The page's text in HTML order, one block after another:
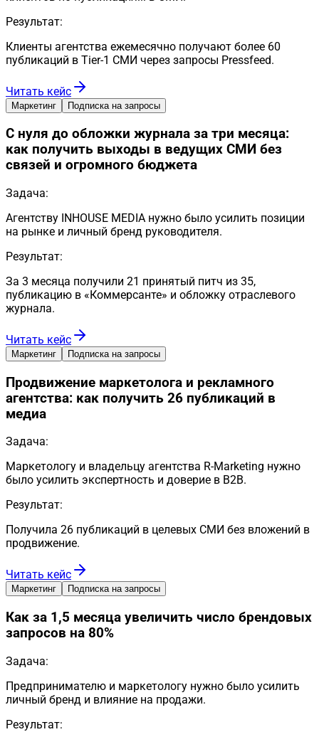
Результат:
Клиенты агентства ежемесячно получают более 60
публикаций в Tier-1 СМИ через запросы Pressfeed.
Читать кейс
Маркетинг Подписка на запросы
С нуля до обложки журнала за три месяца:
как получить выходы в ведущих СМИ без
связей и огромного бюджета
Задача:
Агентству INHOUSE MEDIA нужно было усилить позиции
на рынке и личный бренд руководителя.
Результат:
За 3 месяца получили 21 принятый питч из 35,
публикацию в «Коммерсанте» и обложку отраслевого
журнала.
Читать кейс
Маркетинг Подписка на запросы
Продвижение маркетолога и рекламного
агентства: как получить 26 публикаций в
медиа
Задача:
Маркетологу и владельцу агентства R-Marketing нужно
было усилить экспертность и доверие в B2B.
Результат:
Получила 26 публикаций в целевых СМИ без вложений в
продвижение.
Читать кейс
Маркетинг Подписка на запросы
Как за 1,5 месяца увеличить число брендовых
запросов на 80%
Задача:
Предпринимателю и маркетологу нужно было усилить
личный бренд и влияние на продажи.
Результат: